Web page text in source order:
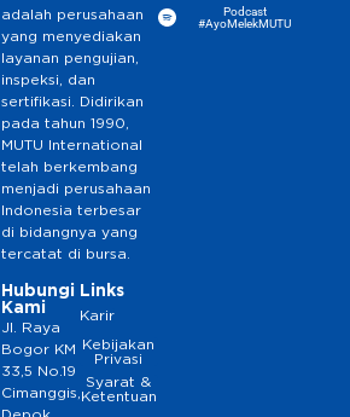
adalah perusahaan
yang menyediakan
layanan pengujian,
inspeksi, dan
sertifikasi. Didirikan
pada tahun 1990,
MUTU International
telah berkembang
menjadi perusahaan
Indonesia terbesar
di bidangnya yang
tercatat di bursa.
Hubungi
Kami
Jl. Raya
Bogor KM
33,5 No.19
Cimanggis,
Links
Karir
Kebijakan
Privasi
Syarat &
Ketentuan
Podcast
#AyoMelekMUTU